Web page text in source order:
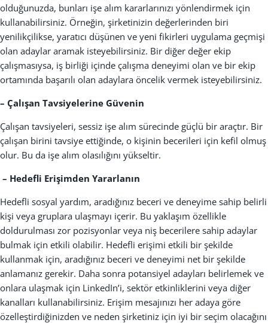
olduğunuzda, bunları işe alım kararlarınızı yönlendirmek için
kullanabilirsiniz. Örneğin, şirketinizin değerlerinden biri
yenilikçilikse, yaratıcı düşünen ve yeni fikirleri uygulama geçmişi
olan adaylar aramak isteyebilirsiniz. Bir diğer değer ekip
çalışmasıysa, iş birliği içinde çalışma deneyimi olan ve bir ekip
ortamında başarılı olan adaylara öncelik vermek isteyebilirsiniz.
– Çalışan Tavsiyelerine Güvenin
Çalışan tavsiyeleri, sessiz işe alım sürecinde güçlü bir araçtır. Bir
çalışan birini tavsiye ettiğinde, o kişinin becerileri için kefil olmuş
olur. Bu da işe alım olasılığını yükseltir.
– Hedefli Erişimden Yararlanın
Hedefli sosyal yardım, aradığınız beceri ve deneyime sahip belirli
kişi veya gruplara ulaşmayı içerir. Bu yaklaşım özellikle
doldurulması zor pozisyonlar veya niş becerilere sahip adaylar
bulmak için etkili olabilir. Hedefli erişimi etkili bir şekilde
kullanmak için, aradığınız beceri ve deneyimi net bir şekilde
anlamanız gerekir. Daha sonra potansiyel adayları belirlemek ve
onlara ulaşmak için LinkedIn’i, sektör etkinliklerini veya diğer
kanalları kullanabilirsiniz. Erişim mesajınızı her adaya göre
özelleştirdiğinizden ve neden şirketiniz için iyi bir seçim olacağını